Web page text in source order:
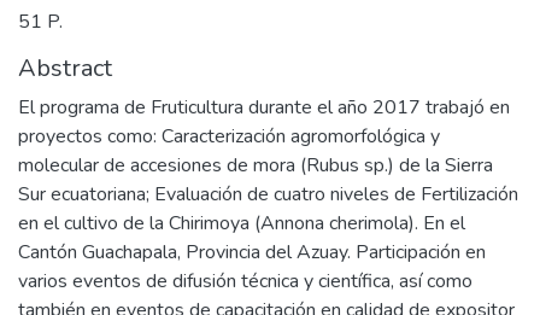
51 P.
Abstract
El programa de Fruticultura durante el año 2017 trabajó en
proyectos como: Caracterización agromorfológica y
molecular de accesiones de mora (Rubus sp.) de la Sierra
Sur ecuatoriana; Evaluación de cuatro niveles de Fertilización
en el cultivo de la Chirimoya (Annona cherimola). En el
Cantón Guachapala, Provincia del Azuay. Participación en
varios eventos de difusión técnica y científica, así como